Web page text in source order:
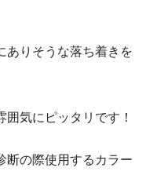
ありそうな落ち着きを
気にピッタリです！
断の際使用するカラー